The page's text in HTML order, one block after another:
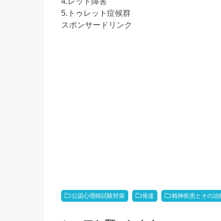
5.トゥレット症候群
スポンサードリンク
公認心理師試験対策 発達 精神疾患とその治